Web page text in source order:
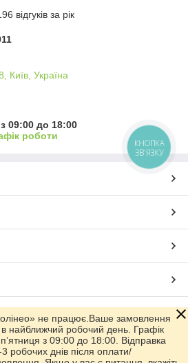
відгуків за рік
Київ, Україна
09:00 до 18:00
роботи
Prom.ua
не працює.Ваше замовлення
найближчий робочий день. Графік
з 09:00 до 18:00. Відправка
робочих днів після оплати/
КНОПКА
ЗВ'ЯЗКУ